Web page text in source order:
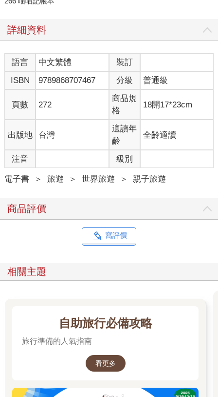
詳細資料
語言 中文繁體
裝訂
ISBN
9789868707467 分級 普通級
頁數 272
商品規
格
18開17*23cm
出版地 台灣
適讀年
齡
全齡適讀
注音 級別
電子書 ＞ 旅遊 ＞ 世界旅遊 ＞ 親子旅遊
商品評價
寫評價
相關主題
自助旅行必備攻略
旅行準備的人氣指南
看更多